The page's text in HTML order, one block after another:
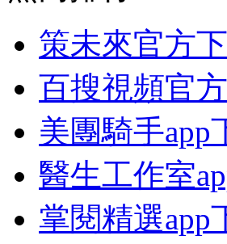
策未來官方
百搜視頻官
美團騎手app
醫生工作室
掌閱精選app